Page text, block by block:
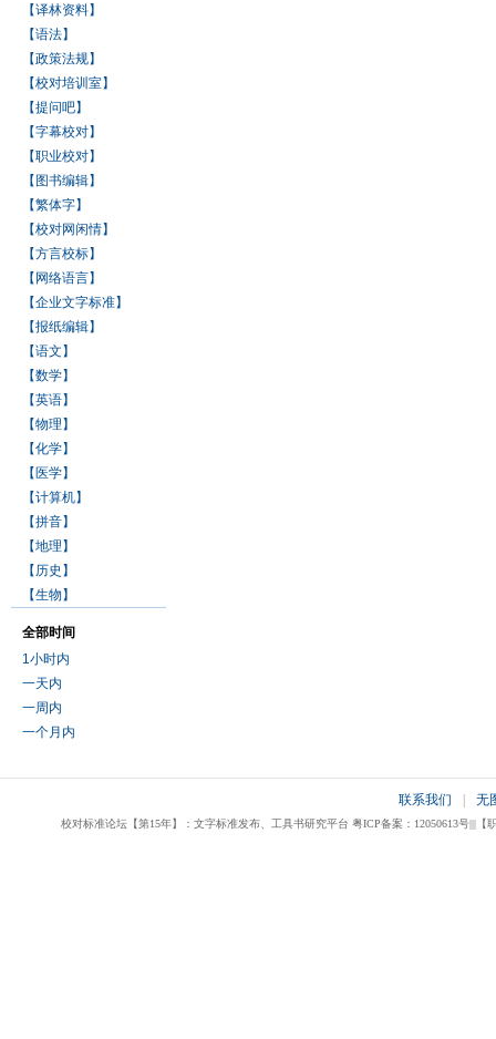
【译林资料】
【语法】
【政策法规】
【校对培训室】
【提问吧】
【字幕校对】
【职业校对】
【图书编辑】
【繁体字】
【校对网闲情】
【方言校标】
【网络语言】
【企业文字标准】
【报纸编辑】
【语文】
【数学】
【英语】
【物理】
【化学】
【医学】
【计算机】
【拼音】
【地理】
【历史】
【生物】
全部时间
1小时内
一天内
一周内
一个月内
联系我们 无
校对标准论坛【第15年】：文字标准发布、工具书研究平台 粤ICP备案：12050613号|||【